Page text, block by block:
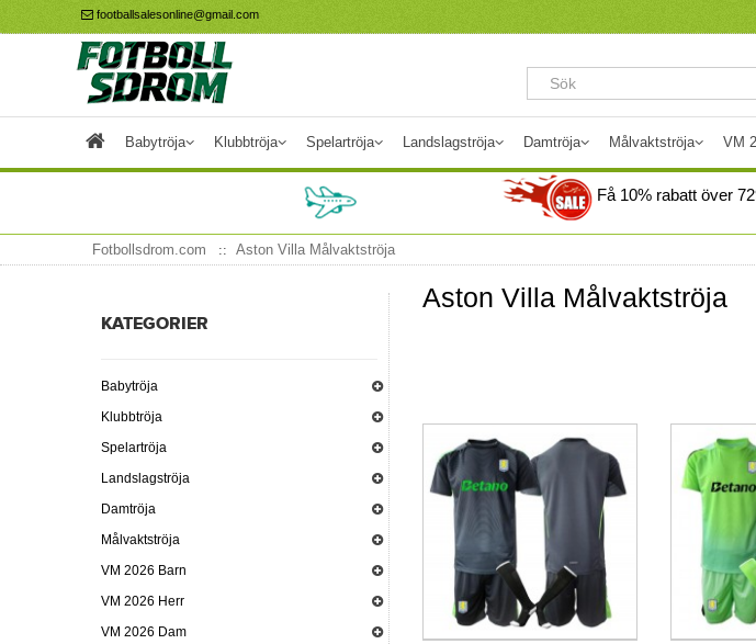
footballsalesonline@gmail.com
Babytröja Klubbtröja Spelartröja Landslagströja Damtröja Målvaktströja VM
Få 10%rabatt över
Fotbollsdrom.com Aston Villa Målvaktströja
KATEGORIER
Babytröja
Klubbtröja
Spelartröja
Landslagströja
Damtröja
Målvaktströja
VM 2026 Barn
VM 2026 Herr
VM 2026 Dam
Aston Villa Målvaktströja